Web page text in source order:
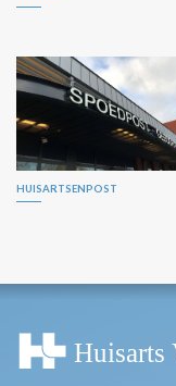
HUISARTSENPOST